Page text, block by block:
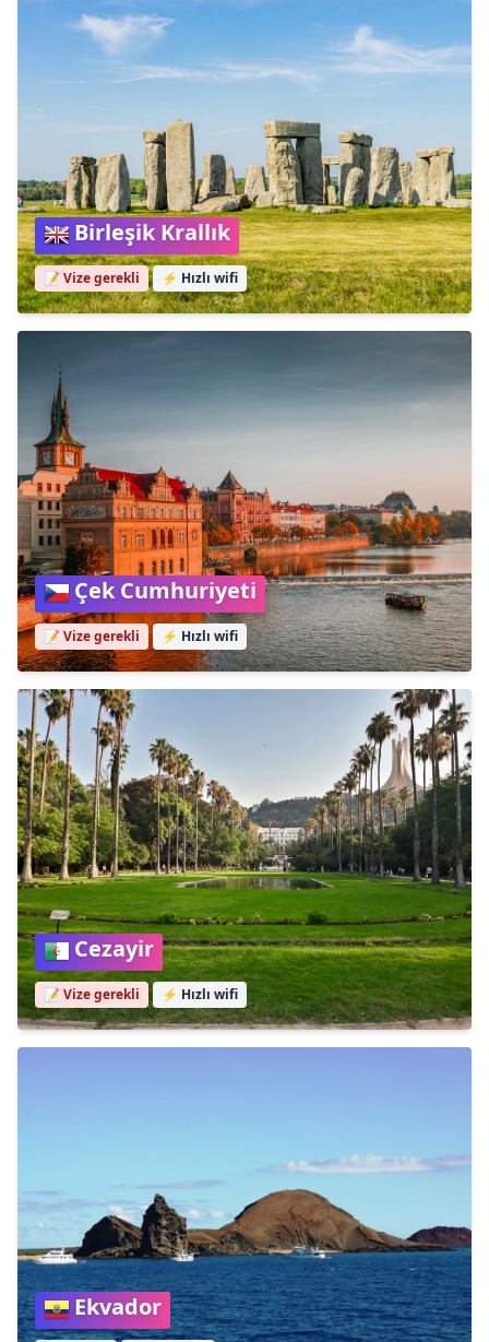
Birleşik Krallık
📝 Vize gerekli ⚡ Hızlı wifi
Çek Cumhuriyeti
📝 Vize gerekli ⚡ Hızlı wifi
Cezayir
📝 Vize gerekli ⚡ Hızlı wifi
Ekvador